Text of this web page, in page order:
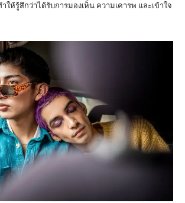
ห้รู้สึกว่าได้รับการมองเห็น ความเคารพ และเข้าใจ